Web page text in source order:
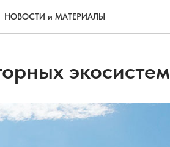
НОВОСТИ и МАТЕРИАЛЫ
экосистем